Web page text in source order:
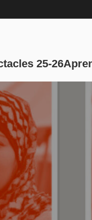
25-26